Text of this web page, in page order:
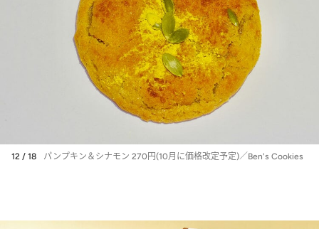
12 / 18 パンプキン＆シナモン 270円(10月に価格改定予定)／Ben's Cookies